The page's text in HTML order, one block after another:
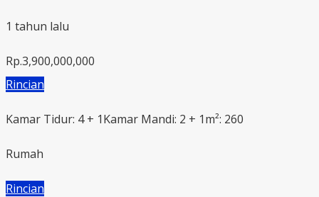
1 tahun lalu
Rp.3,900,000,000
Rincian
Kamar Tidur: 4 + 1Kamar Mandi: 2 + 1m²: 260
Rumah
Rincian